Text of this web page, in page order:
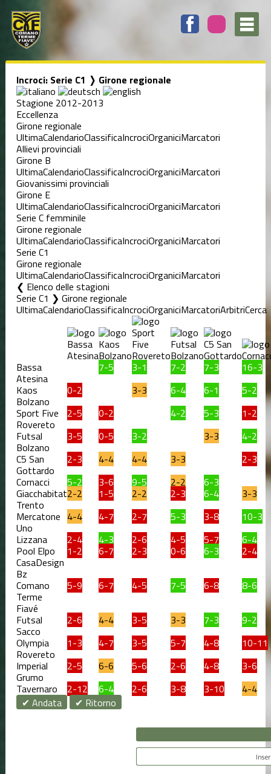
Incroci: Serie C1 ❭ Girone regionale
Stagione 2012-2013
Eccellenza
Girone regionale
UltimaCalendarioClassificaIncrociOrganiciMarcatori
Allievi provinciali
Girone B
UltimaCalendarioClassificaIncrociOrganiciMarcatori
Giovanissimi provinciali
Girone E
UltimaCalendarioClassificaIncrociOrganiciMarcatori
Serie C femminile
Girone regionale
UltimaCalendarioClassificaIncrociOrganiciMarcatori
Serie C1
Girone regionale
UltimaCalendarioClassificaIncrociOrganiciMarcatori
Elenco delle stagioni
Serie C1 ❯ Girone regionale
UltimaCalendarioClassificaIncrociOrganiciMarcatoriArbitriCerca
Bassa
Atesina
7-5 3-1 7-2 7-3
16-3
Kaos
Bolzano
0-2 3-3 6-4 6-1
5-2
Sport Five
Rovereto
2-5 0-2 4-2 5-3
1-2
Futsal
Bolzano
3-5 0-5 3-2 3-3
4-2
C5 San
Gottardo
2-3 4-4 4-4 3-3
2-3
Cornacci
5-2 3-6 9-5 2-2 6-3
Giacchabitat
Trento
2-2 1-5 2-2 2-3 6-4
3-3
Mercatone
Uno
4-4 4-7 2-7 5-3 3-8
10-3
Lizzana
2-4 4-3 2-6 4-5 5-7 6-4
Pool Elpo
CasaDesign
Bz
1-2 6-7 2-3 0-6 6-3 2-4
Comano
Terme
Fiavé
5-9 6-7 4-5 7-5 6-8 8-6
Futsal
Sacco
2-6 4-4 3-5 3-3 7-3
9-2
Olympia
Rovereto
1-3 4-7 3-5 5-7 4-8
10-11
Imperial
Grumo
2-5 6-6 5-6 2-6 4-8
3-6
Tavernaro
2-12 6-4 2-6 3-8 3-10
4-4
✔ Andata
✔ Ritorno